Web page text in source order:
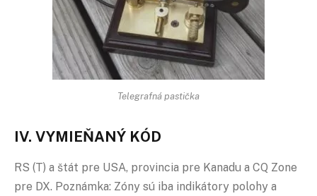
Telegrafná pastička
IV. VYMIEŇANÝ KÓD
RS (T) a štát pre USA, provincia pre Kanadu a CQ Zone
pre DX. Poznámka: Zóny sú iba indikátory polohy a